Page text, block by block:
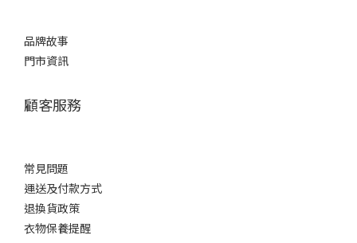
品牌故事
門市資訊
顧客服務
常見問題
運送及付款方式
退換貨政策
衣物保養提醒